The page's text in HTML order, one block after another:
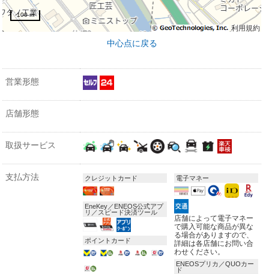
利用規約
100 m
中心点に戻る
営業形態
店舗形態
取扱サービス
支払方法 クレジットカード
EneKey／ENEOS公式アプ
リ／スピード決済ツール
ポイントカード
電子マネー
店舗によって電子マネー
で購入可能な商品が異な
る場合がありますので、
詳細は各店舗にお問い合
わせください。
ENEOSプリカ／QUOカー
ド